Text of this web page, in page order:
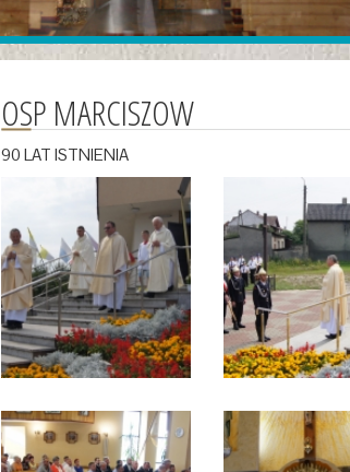
OSP MARCISZOW
90 LAT ISTNIENIA